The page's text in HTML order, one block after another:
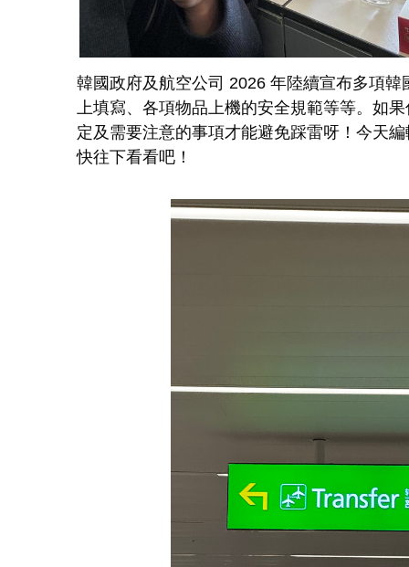
韓國政府及航空公司 2026 年陸續宣布多項
上填寫、各項物品上機的安全規範等等。如
定及需要注意的事項才能避免踩雷呀！今天
快往下看看吧！